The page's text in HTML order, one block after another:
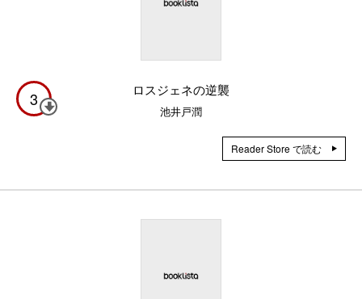
3 ロスジェネの逆襲
池井戸潤
Reader Store で読む